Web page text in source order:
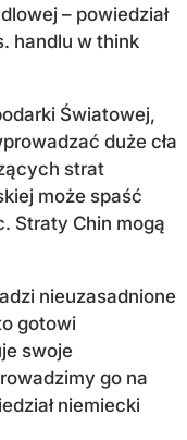
– powiedział
handlu w think
Światowej,
duże cła
strat
może spaść
Straty Chin mogą
nieuzasadnione
gotowi
swoje
go na
niemiecki